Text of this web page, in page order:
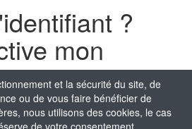
et la sécurité du site, de
ou de vous faire bénéficier de
nous utilisons des cookies, le cas
de votre consentement.
?
mon